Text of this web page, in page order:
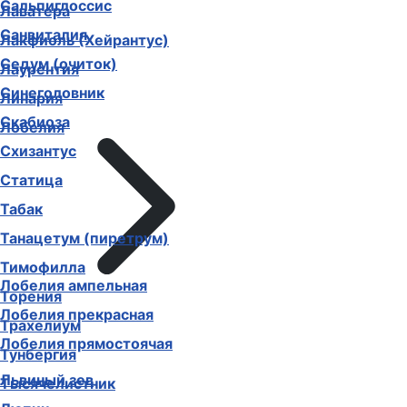
Лаватера
Лакфиоль (Хейрантус)
Лаурентия
Линария
Лобелия
Лобелия ампельная
Лобелия прекрасная
Лобелия прямостоячая
Львиный зев
Сальпиглоссис
Санвиталия
Седум (очиток)
Синеголовник
Скабиоза
Схизантус
Статица
Табак
Танацетум (пиретрум)
Тимофилла
Торения
Трахелиум
Тунбергия
Тысячелистник